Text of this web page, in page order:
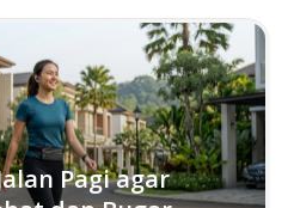
Pagi agar